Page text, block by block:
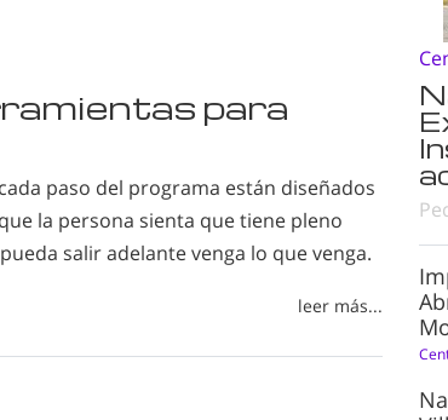
para
paso del programa están diseñados
la persona sienta que tiene pleno
salir adelante venga lo que venga.
leer más...